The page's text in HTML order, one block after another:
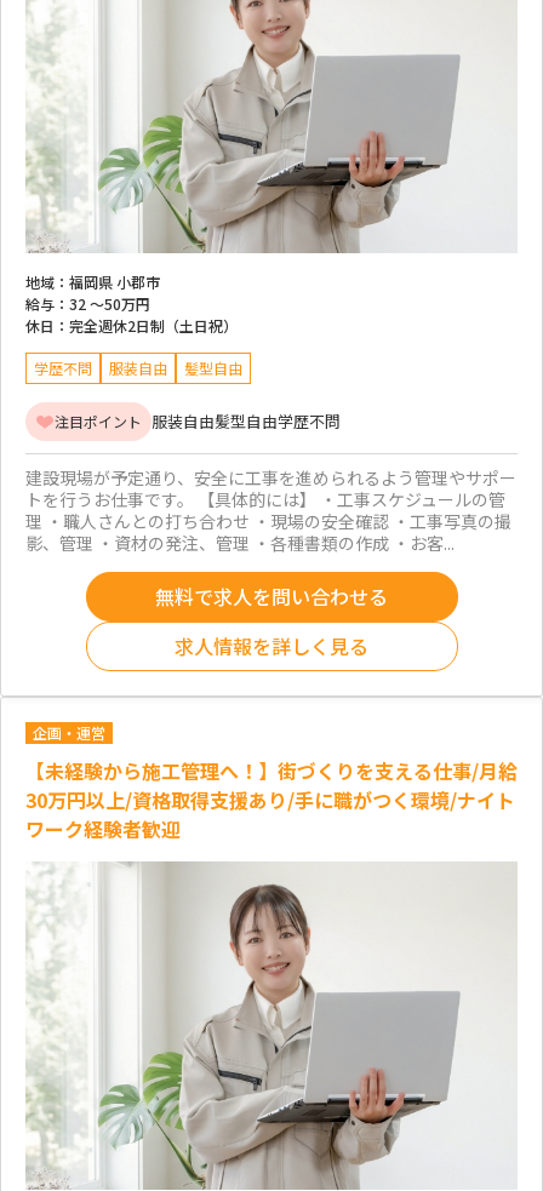
地域： 福岡県 小郡市
給与： 32 ～50万円
休日： 完全週休2日制（土日祝）
学歴不問 服装自由 髪型自由
注目ポイント 服装自由髪型自由学歴不問
建設現場が予定通り、安全に工事を進められるよう管理やサポー
トを行うお仕事です。 【具体的には】 ・工事スケジュールの管
理 ・職人さんとの打ち合わせ ・現場の安全確認 ・工事写真の撮
影、管理 ・資材の発注、管理 ・各種書類の作成 ・お客...
無料で求人を問い合わせる
求人情報を詳しく見る
企画・運営
【未経験から施工管理へ！】街づくりを支える仕事/月給
30万円以上/資格取得支援あり/手に職がつく環境/ナイト
ワーク経験者歓迎